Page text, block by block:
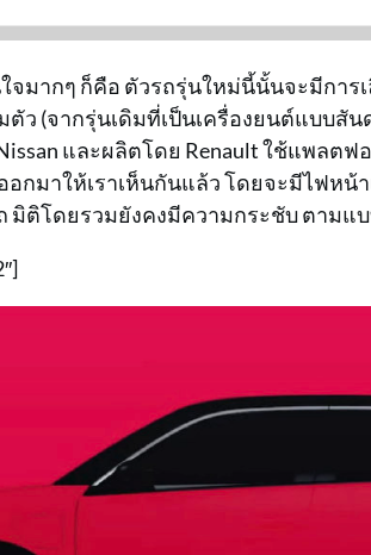
จมากๆ ก็คือ ตัวรถรุ่นใหม่นี้นั้นจะมีการ
ตัว (จากรุ่นเดิมที่เป็นเครื่องยนต์แบบสั
และผลิตโดย Renault ใช้แพลตฟ
กมาให้เราเห็นกันแล้ว โดยจะมีไฟหน้า
มิติโดยรวมยังคงมีความกระชับ ตามแ